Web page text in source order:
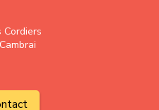
Cordiers